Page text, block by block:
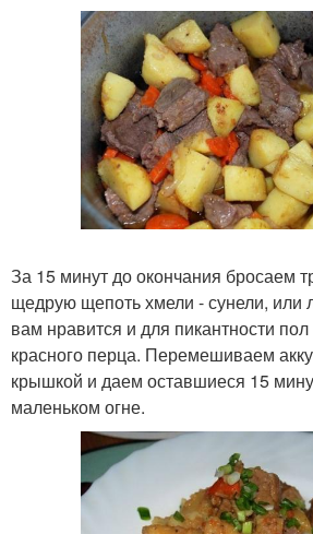
За 15 минут до окончания бросаем
щедрую щепоть хмели - сунели, или
вам нравится и для пикантности
красного перца. Перемешиваем
крышкой и даем оставшиеся 15
маленьком огне.